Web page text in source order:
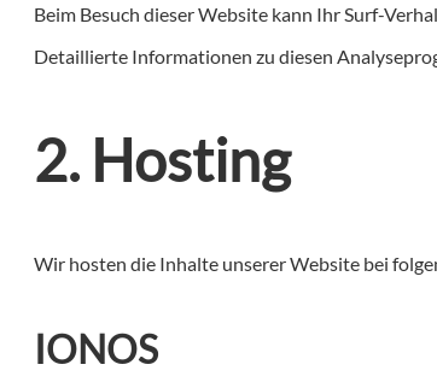
Beim Besuch dieser Website kann Ihr Surf-
Detaillierte Informationen zu diesen
2. Hosting
Wir hosten die Inhalte unserer Website bei
IONOS